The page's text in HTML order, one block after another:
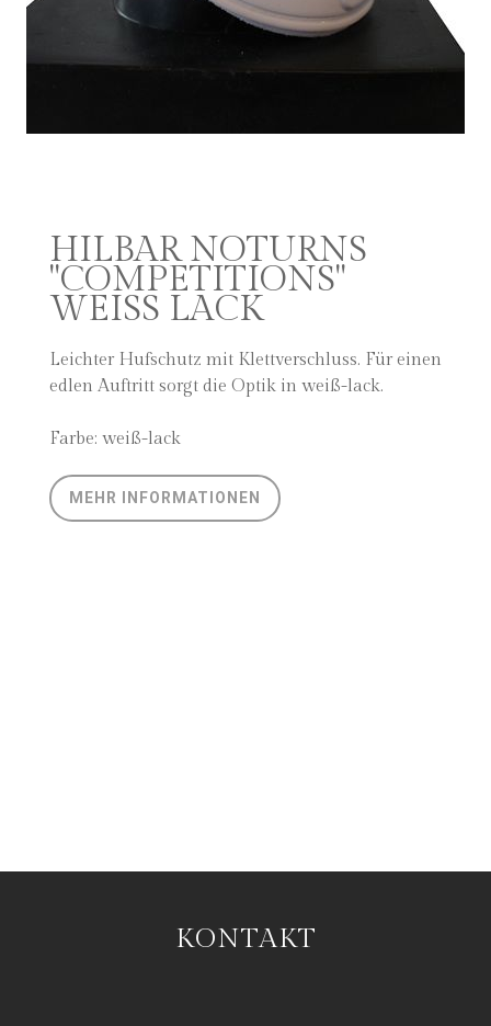
HILBAR NOTURNS
"COMPETITIONS"
WEISS LACK
Leichter Hufschutz mit Klettverschluss. Für einen
edlen Auftritt sorgt die Optik in weiß-lack.
Farbe: weiß-lack
MEHR INFORMATIONEN
KONTAKT